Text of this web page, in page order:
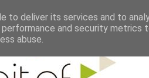
to deliver its services and to
and security metrics
abuse.